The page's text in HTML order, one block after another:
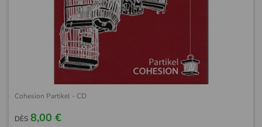
Cohesion Partikel - CD
DÈS 8,00 €